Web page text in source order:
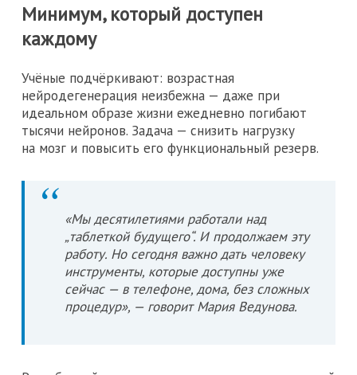
Минимум, который доступен
каждому
Учёные подчёркивают: возрастная
нейродегенерация неизбежна — даже при
идеальном образе жизни ежедневно погибают
тысячи нейронов. Задача — снизить нагрузку
на мозг и повысить его функциональный резерв.
«Мы десятилетиями работали над
„таблеткой будущего“. И продолжаем эту
работу. Но сегодня важно дать человеку
инструменты, которые доступны уже
сейчас — в телефоне, дома, без сложных
процедур», — говорит Мария Ведунова.